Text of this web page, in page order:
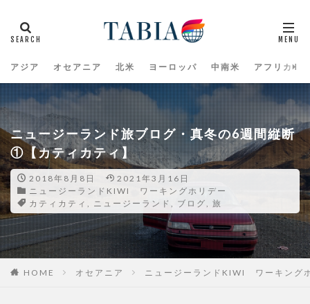
アジア オセアニア 北米 ヨーロッパ 中南米 アフリカ
ニュージーランド旅ブログ・真冬の6週間縦断
①【カティカティ】
2018年8月8日
2021年3月16日
ニュージーランドKIWI ワーキングホリデー
カティカティ , ニュージーランド , ブログ, 旅
HOME オセアニア ニュージーランドKIWI ワーキング